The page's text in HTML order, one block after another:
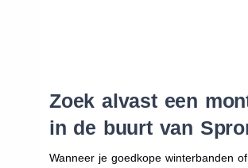
Zoek alvast een
in de buurt van
Wanneer je goedkope winterbanden